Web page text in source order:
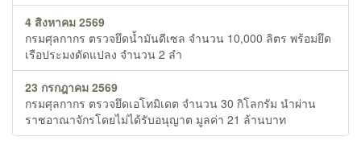
4 สิงหาคม 2569
กรมศุลกากร ตรวจยึดน้ำมันดีเซล จำนวน 10,000 ลิตร พร้อมยึด
เรือประมงดัดแปลง จำนวน 2 ลำ
23 กรกฎาคม 2569
กรมศุลกากร ตรวจยึดเอโทมิเดต จำนวน 30 กิโลกรัม นำผ่าน
ราชอาณาจักรโดยไม่ได้รับอนุญาต มูลค่า 21 ล้านบาท